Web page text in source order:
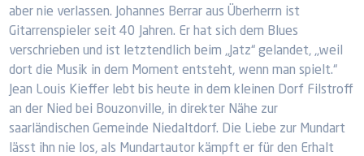
aber nie verlassen. Johannes Berrar aus Überherrn ist
Gitarrenspieler seit 40 Jahren. Er hat sich dem Blues
verschrieben und ist letztendlich beim „Jatz“ gelandet, „weil
dort die Musik in dem Moment entsteht, wenn man spielt.“
Jean Louis Kieffer lebt bis heute in dem kleinen Dorf Filstroff
an der Nied bei Bouzonville, in direkter Nähe zur
saarländischen Gemeinde Niedaltdorf. Die Liebe zur Mundart
lässt ihn nie los, als Mundartautor kämpft er für den Erhalt